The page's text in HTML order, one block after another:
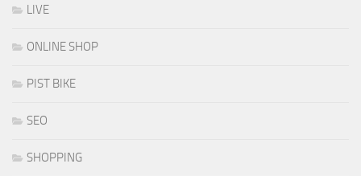
LIVE
ONLINE SHOP
PIST BIKE
SEO
SHOPPING